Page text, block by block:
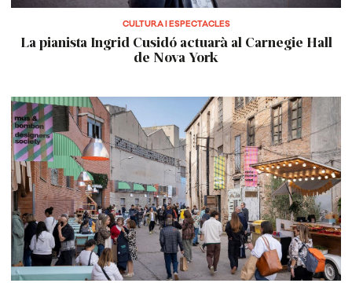
CULTURA I ESPECTACLES
La pianista Ingrid Cusidó actuarà al Carnegie Hall
de Nova York